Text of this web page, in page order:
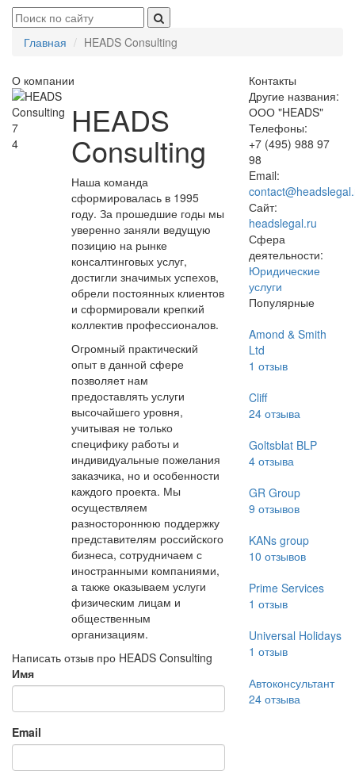
Главная HEADS Consulting
О компании
7
4
HEADS
Consulting
Наша команда
сформировалась в 1995
году. За прошедшие годы мы
уверенно заняли ведущую
позицию на рынке
консалтинговых услуг,
достигли значимых успехов,
обрели постоянных клиентов
и сформировали крепкий
коллектив профессионалов.
Огромный практический
опыт в данной сфере
позволяет нам
предоставлять услуги
высочайшего уровня,
учитывая не только
специфику работы и
индивидуальные пожелания
заказчика, но и особенности
каждого проекта. Мы
осуществляем
разностороннюю поддержку
представителям российского
бизнеса, сотрудничаем с
иностранными компаниями,
а также оказываем услуги
физическим лицам и
общественным
организациям.
Написать отзыв про HEADS Consulting
Имя
Email
Контакты
Другие названия:
ООО "HEADS"
Телефоны:
+7 (495) 988 97
98
Email:
Сайт:
headslegal.ru
Сфера
деятельности:
Юридические
услуги
Популярные
Amond & Smith
Ltd
1 отзыв
Cliff
24отзыва
Goltsblat BLP
4отзыва
GR Group
9 отзывов
KANs group
10 отзывов
Prime Services
1 отзыв
Universal Holidays
1 отзыв
Автоконсультант
24отзыва